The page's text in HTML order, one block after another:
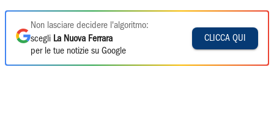
Non lasciare decidere l'algoritmo:
scegli La Nuova Ferrara
per le tue notizie su Google
CLICCA QUI